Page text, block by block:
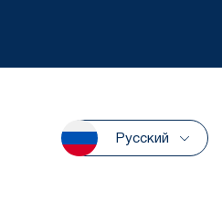
Русский